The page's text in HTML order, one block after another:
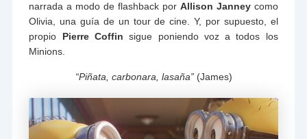
narrada a modo de flashback por Allison Janneycomo
Olivia, una guía de un tour de cine. Y, por supuesto, el
propio Pierre Coffin sigue poniendo voz a todos los
Minions.
“Piñata, carbonara, lasaña”(James)